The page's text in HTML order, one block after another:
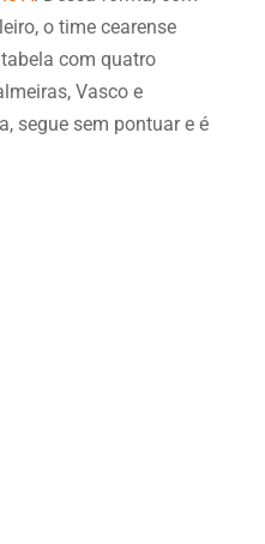
o time cearense
com quatro
Vasco e
segue sem pontuar e é